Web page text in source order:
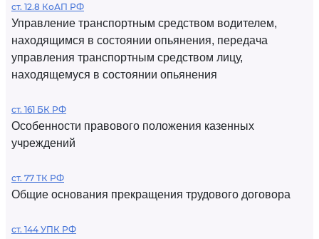
ст. 12.8 КоАП РФ
Управление транспортным средством водителем,
находящимся в состоянии опьянения, передача
управления транспортным средством лицу,
находящемуся в состоянии опьянения
ст. 161 БК РФ
Особенности правового положения казенных
учреждений
ст. 77 ТК РФ
Общие основания прекращения трудового договора
ст. 144 УПК РФ